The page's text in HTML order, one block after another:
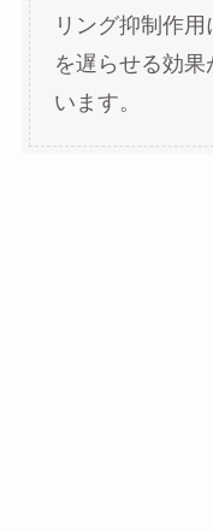
リング抑制作
を遅らせる効
います。